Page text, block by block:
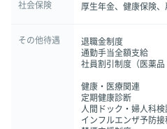
社会保険 厚生年金、健康保険
その他待遇
退職金制度
通勤手当全額支給
社員割引制度（医薬品
健康・医療関連
定期健康診断
人間ドック・婦人科検
インフルエンザ予防接